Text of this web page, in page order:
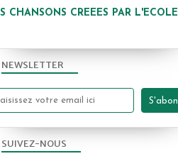
2017-2018
NEWSLETTER
SUIVEZ-NOUS
CHANSONS CREEES PAR L'ECOLE